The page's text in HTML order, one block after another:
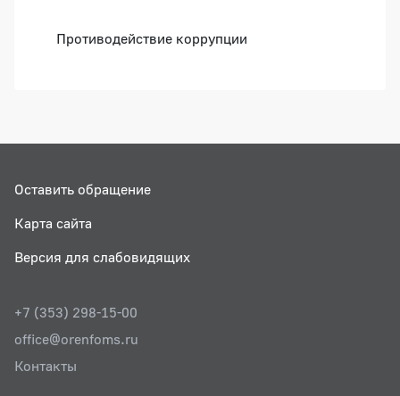
Противодействие коррупции
Оставить обращение
Карта сайта
Версия для слабовидящих
+7 (353) 298-15-00
office@orenfoms.ru
Контакты